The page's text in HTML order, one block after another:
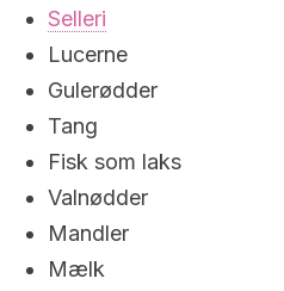
Selleri
Lucerne
Gulerødder
Tang
Fisk som laks
Valnødder
Mandler
Mælk